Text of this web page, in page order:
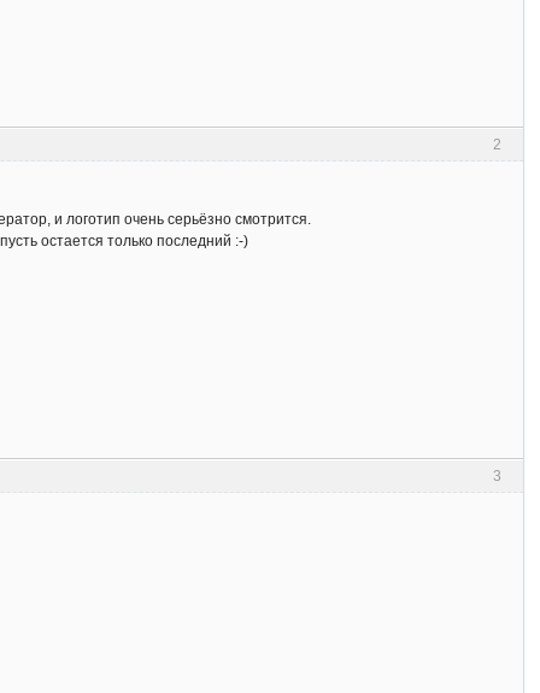
2
и логотип очень серьёзно смотрится.
остается только последний :-)
3